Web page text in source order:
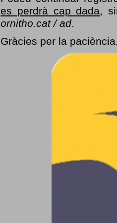
es perdrà cap dada,
ornitho.cat / ad.
Gràcies per la